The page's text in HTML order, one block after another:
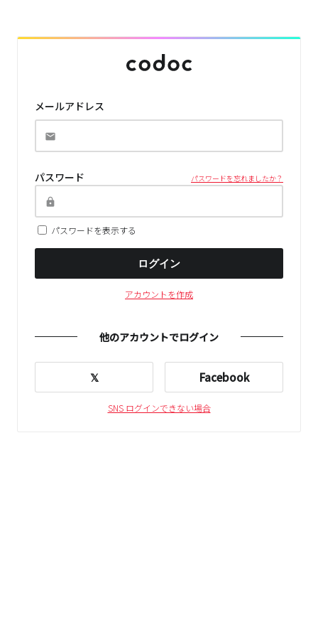
メールアドレス
パスワード パスワードを忘れましたか？
パスワードを表示する
ログイン
アカウントを作成
他のアカウントでログイン
𝕏 Facebook
SNS ログインできない場合